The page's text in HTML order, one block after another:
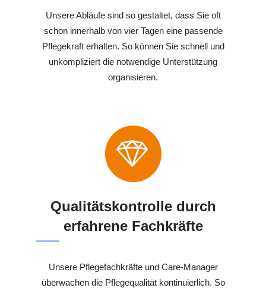
Unsere Abläufe sind so gestaltet, dass Sie oft
schon innerhalb von vier Tagen eine passende
Pflegekraft erhalten. So können Sie schnell und
unkompliziert die notwendige Unterstützung
organisieren.
Qualitätskontrolle durch
erfahrene Fachkräfte
Unsere Pflegefachkräfte und Care-Manager
überwachen die Pflegequalität kontinuierlich. So